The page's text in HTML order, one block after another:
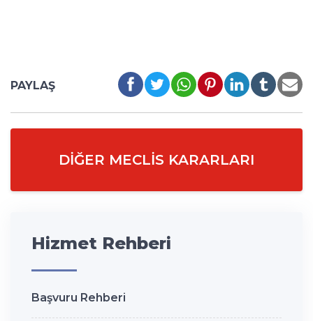
PAYLAŞ
DIĞER MECLIS KARARLARI
Hizmet Rehberi
Başvuru Rehberi